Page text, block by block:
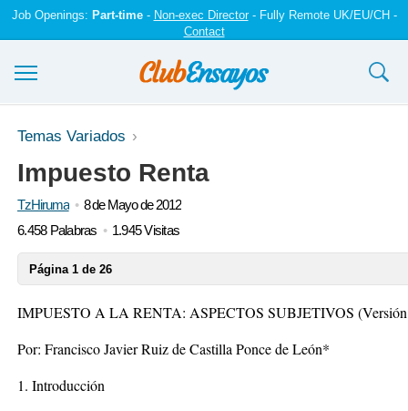
Job Openings: Part-time- Non-exec Director- Fully Remote UK/EU/CH -
Contact
Ensayos y trabajos
Registrarse
Iniciar sesión
Temas Variados
Impuesto Renta
TzHiruma
8 de Mayo de 2012
6.458 Palabras
1.945 Visitas
Página 1 de 26
IMPUESTO A LA RENTA: ASPECTOS SUBJETIVOS (Versión
Por: Francisco Javier Ruiz de Castilla Ponce de León*
1. Introducción